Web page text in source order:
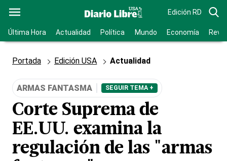
Edición RD
Última Hora Actualidad Política Mundo Economía
Portada Edición USA Actualidad
ARMAS FANTASMA SEGUIR TEMA +
Corte Suprema de
EE.UU. examina la
regulación de las "armas